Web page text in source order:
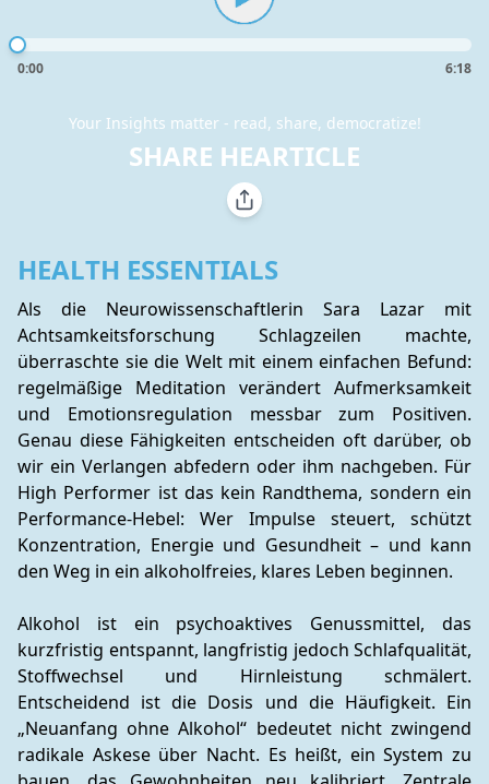
0:00 6:18
Your Insights matter - read, share, democratize!
SHARE HEARTICLE
HEALTH ESSENTIALS
Als die Neurowissenschaftlerin Sara Lazar mit
Achtsamkeitsforschung Schlagzeilen machte,
überraschte sie die Welt mit einem einfachen Befund:
regelmäßige Meditation verändert Aufmerksamkeit
und Emotionsregulation messbar zum Positiven.
Genau diese Fähigkeiten entscheiden oft darüber, ob
wir ein Verlangen abfedern oder ihm nachgeben. Für
High Performer ist das kein Randthema, sondern ein
Performance-Hebel: Wer Impulse steuert, schützt
Konzentration, Energie und Gesundheit – und kann
den Weg in ein alkoholfreies, klares Leben beginnen.
Alkohol ist ein psychoaktives Genussmittel, das
kurzfristig entspannt, langfristig jedoch Schlafqualität,
Stoffwechsel und Hirnleistung schmälert.
Entscheidend ist die Dosis und die Häufigkeit. Ein
„Neuanfang ohne Alkohol“ bedeutet nicht zwingend
radikale Askese über Nacht. Es heißt, ein System zu